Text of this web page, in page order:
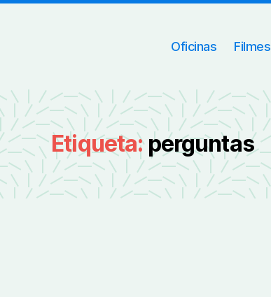
Oficinas Filmes
Etiqueta: perguntas